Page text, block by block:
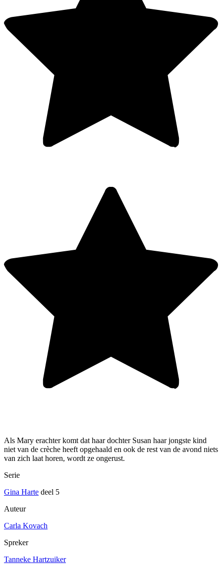
Als Mary erachter komt dat haar dochter Susan haar jongste kind
niet van de crèche heeft opgehaald en ook de rest van de avond niets
van zich laat horen, wordt ze ongerust.
Serie
Gina Harte deel 5
Auteur
Carla Kovach
Spreker
Tanneke Hartzuiker